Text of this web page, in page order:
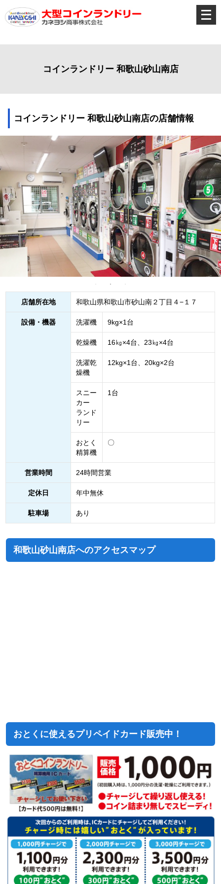
メ
ニ
ュ
コインランドリー 和歌山砂山南店
コインランドリー 和歌山砂山南店の店舗情報
店舗所在地 和歌山県和歌山市砂山南２丁目４−１７
設備・機器 洗濯機 9kg×1台
乾燥機 16㎏×4台、23㎏×4台
洗濯乾
燥機
12kg×1台、20kg×2台
スニー
カー
ランド
リー
1台
おとく
精算機
〇
営業時間 24時間営業
定休日 年中無休
駐車場 あり
和歌山砂山南店へのアクセスマップ
おとくに使えるプリペイドカード販売中！